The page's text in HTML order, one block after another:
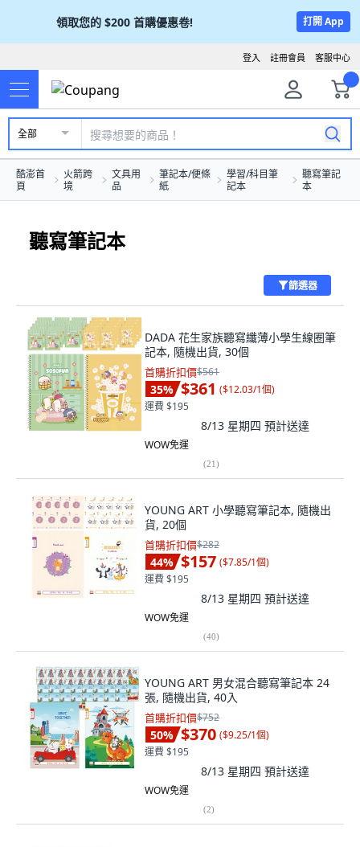
領取您的 $200 首購優惠卷! 打開 App
客服中心
註冊會員
登入
全部
酷澎首
頁
火箭跨
境
文具用
品
筆記本/便條
紙
學習/科目筆
記本
聽寫筆記
本
聽寫筆記本
篩選器
DADA 花生家族聽寫纖薄小學生線圈筆
記本, 隨機出貨, 30個
首購折扣價$561
35% $361 ($12.03/1個)
運費 $195
8/13 星期四 預計送達
WOW免運
(21)
YOUNG ART 小學聽寫筆記本, 隨機出
貨, 20個
首購折扣價$282
44% $157 ($7.85/1個)
運費 $195
8/13 星期四 預計送達
WOW免運
(40)
YOUNG ART 男女混合聽寫筆記本 24
張, 隨機出貨, 40入
首購折扣價$752
50% $370 ($9.25/1個)
運費 $195
8/13 星期四 預計送達
WOW免運
(2)